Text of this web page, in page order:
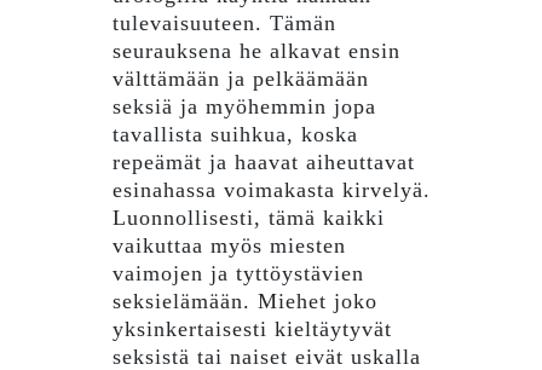
tulevaisuuteen. Tämän
seurauksena he alkavat ensin
välttämään ja pelkäämään
seksiä ja myöhemmin jopa
tavallista suihkua, koska
repeämät ja haavat aiheuttavat
esinahassa voimakasta kirvelyä.
Luonnollisesti, tämä kaikki
vaikuttaa myös miesten
vaimojen ja tyttöystävien
seksielämään. Miehet joko
yksinkertaisesti kieltäytyvät
seksistä tai naiset eivät uskalla